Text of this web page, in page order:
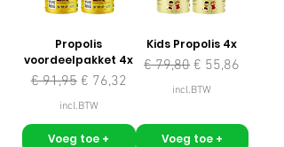
Propolis
voordeelpakket 4x
Normale prijs
€ 91,95 Verkoopprijs
€ 76,32
incl.BTW
Voeg toe +
Kids Propolis 4x
Normale prijs
€ 79,80 Verkoopprijs
€ 55,86
incl.BTW
Voeg toe +